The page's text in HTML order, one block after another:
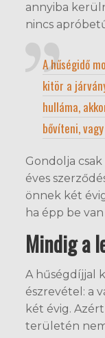
annyiba
nincs
A hűségidő
kitör a
hulláma,
bővíteni,
Gondolja
éves
önnek két
ha épp be
Mindig a
A hűségdíjjal
észrevétel: a
két évig.
területén